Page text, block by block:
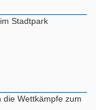
im Stadtpark
Wettkämpfe zum